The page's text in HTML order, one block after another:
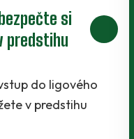
2. kola pohára.
penalty v
súbojom 1.
do neďalekej